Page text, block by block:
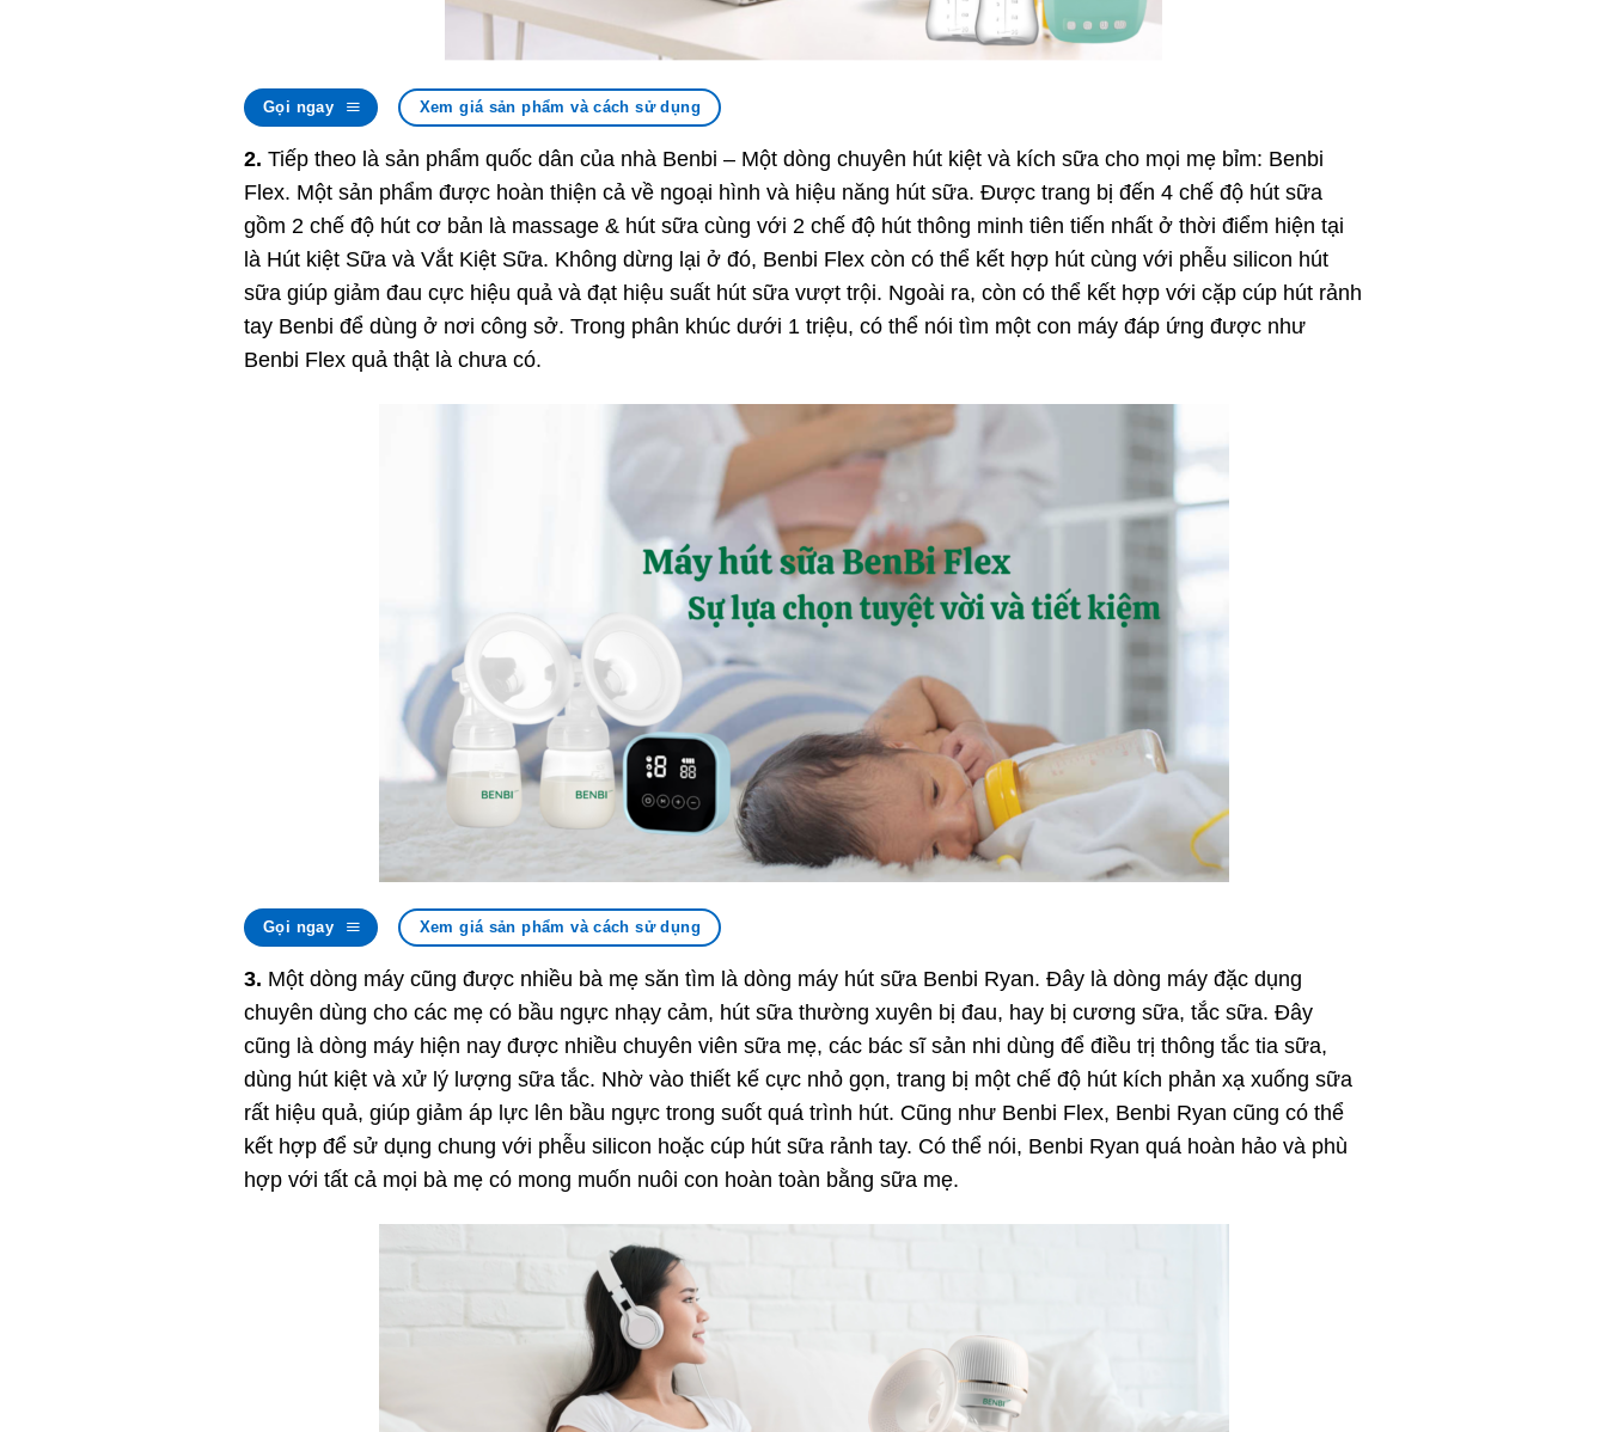
Gọi ngay Xem giá sản phẩm và cách sử dụng
2. Tiếp theo là sản phẩm quốc dân của nhà Benbi – Một dòng chuyên hút kiệt và kích sữa cho mọi mẹ bỉm: Benbi
Flex. Một sản phẩm được hoàn thiện cả về ngoại hình và hiệu năng hút sữa. Được trang bị đến 4 chế độ hút sữa
gồm 2 chế độ hút cơ bản là massage & hút sữa cùng với 2 chế độ hút thông minh tiên tiến nhất ở thời điểm hiện tại
là Hút kiệt Sữa và Vắt Kiệt Sữa. Không dừng lại ở đó, Benbi Flex còn có thể kết hợp hút cùng với phễu silicon hút
sữa giúp giảm đau cực hiệu quả và đạt hiệu suất hút sữa vượt trội. Ngoài ra, còn có thể kết hợp với cặp cúp hút rảnh
tay Benbi để dùng ở nơi công sở. Trong phân khúc dưới 1 triệu, có thể nói tìm một con máy đáp ứng được như
Benbi Flex quả thật là chưa có.
Gọi ngay Xem giá sản phẩm và cách sử dụng
3. Một dòng máy cũng được nhiều bà mẹ săn tìm là dòng máy hút sữa Benbi Ryan. Đây là dòng máy đặc dụng
chuyên dùng cho các mẹ có bầu ngực nhạy cảm, hút sữa thường xuyên bị đau, hay bị cương sữa, tắc sữa. Đây
cũng là dòng máy hiện nay được nhiều chuyên viên sữa mẹ, các bác sĩ sản nhi dùng để điều trị thông tắc tia sữa,
dùng hút kiệt và xử lý lượng sữa tắc. Nhờ vào thiết kế cực nhỏ gọn, trang bị một chế độ hút kích phản xạ xuống sữa
rất hiệu quả, giúp giảm áp lực lên bầu ngực trong suốt quá trình hút. Cũng như Benbi Flex, Benbi Ryan cũng có thể
kết hợp để sử dụng chung với phễu silicon hoặc cúp hút sữa rảnh tay. Có thể nói, Benbi Ryan quá hoàn hảo và phù
hợp với tất cả mọi bà mẹ có mong muốn nuôi con hoàn toàn bằng sữa mẹ.